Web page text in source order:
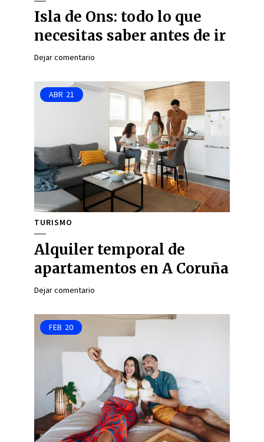
Isla de Ons: todo lo que
necesitas saber antes de ir
Dejar comentario
ABR 21
TURISMO
Alquiler temporal de
apartamentos en A Coruña
Dejar comentario
FEB 20